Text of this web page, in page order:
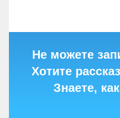
Не можете
Хотите
Знаете,